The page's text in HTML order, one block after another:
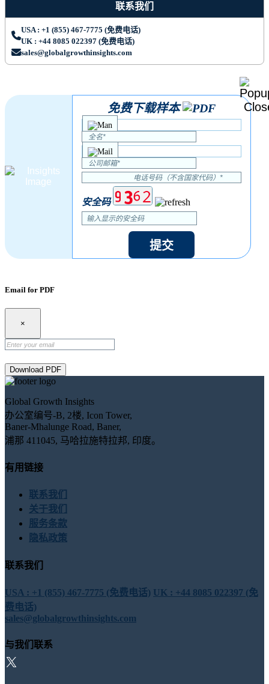
联系我们
USA : +1 (855) 467-7775 (免费电话)
UK : +44 8085 022397 (免费电话)
sales@globalgrowthinsights.com
免费下载样本
安全码
提交
Email for PDF
×
Download PDF
Global Growth Insights
办公室编号-B, 2楼, Icon Tower,
Baner-Mhalunge Road, Baner,
浦那 411045, 马哈拉施特拉邦, 印度。
有用链接
联系我们
关于我们
服务条款
隐私政策
联系我们
USA : +1 (855) 467-7775 (免费电话) UK : +44 8085 022397 (免
费电话)
sales@globalgrowthinsights.com
与我们联系